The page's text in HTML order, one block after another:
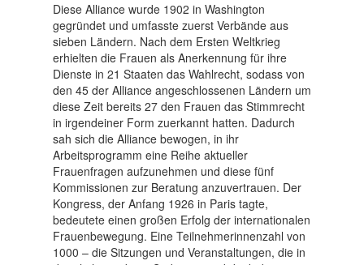
Diese Alliance wurde 1902 in Washington
gegründet und umfasste zuerst Verbände aus
sieben Ländern. Nach dem Ersten Weltkrieg
erhielten die Frauen als Anerkennung für ihre
Dienste in 21 Staaten das Wahlrecht, sodass von
den 45 der Alliance angeschlossenen Ländern um
diese Zeit bereits 27 den Frauen das Stimmrecht
in irgendeiner Form zuerkannt hatten. Dadurch
sah sich die Alliance bewogen, in ihr
Arbeitsprogramm eine Reihe aktueller
Frauenfragen aufzunehmen und diese fünf
Kommissionen zur Beratung anzuvertrauen. Der
Kongress, der Anfang 1926 in Paris tagte,
bedeutete einen großen Erfolg der internationalen
Frauenbewegung. Eine Teilnehmerinnenzahl von
1000 – die Sitzungen und Veranstaltungen, die in